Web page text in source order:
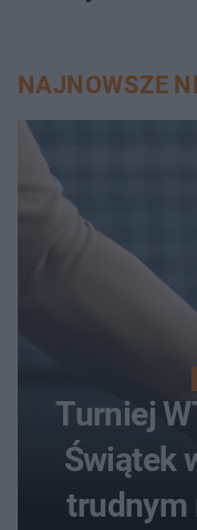
NAJNOWSZE
Turniej
Świątek
trudnym